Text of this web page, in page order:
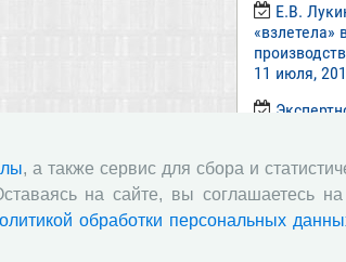
Е.В.
«взлетела»
11 июля,
В.Н.
вероятные
, а также сервис для сбора и
на сайте, вы соглашаетесь
обработки персональных